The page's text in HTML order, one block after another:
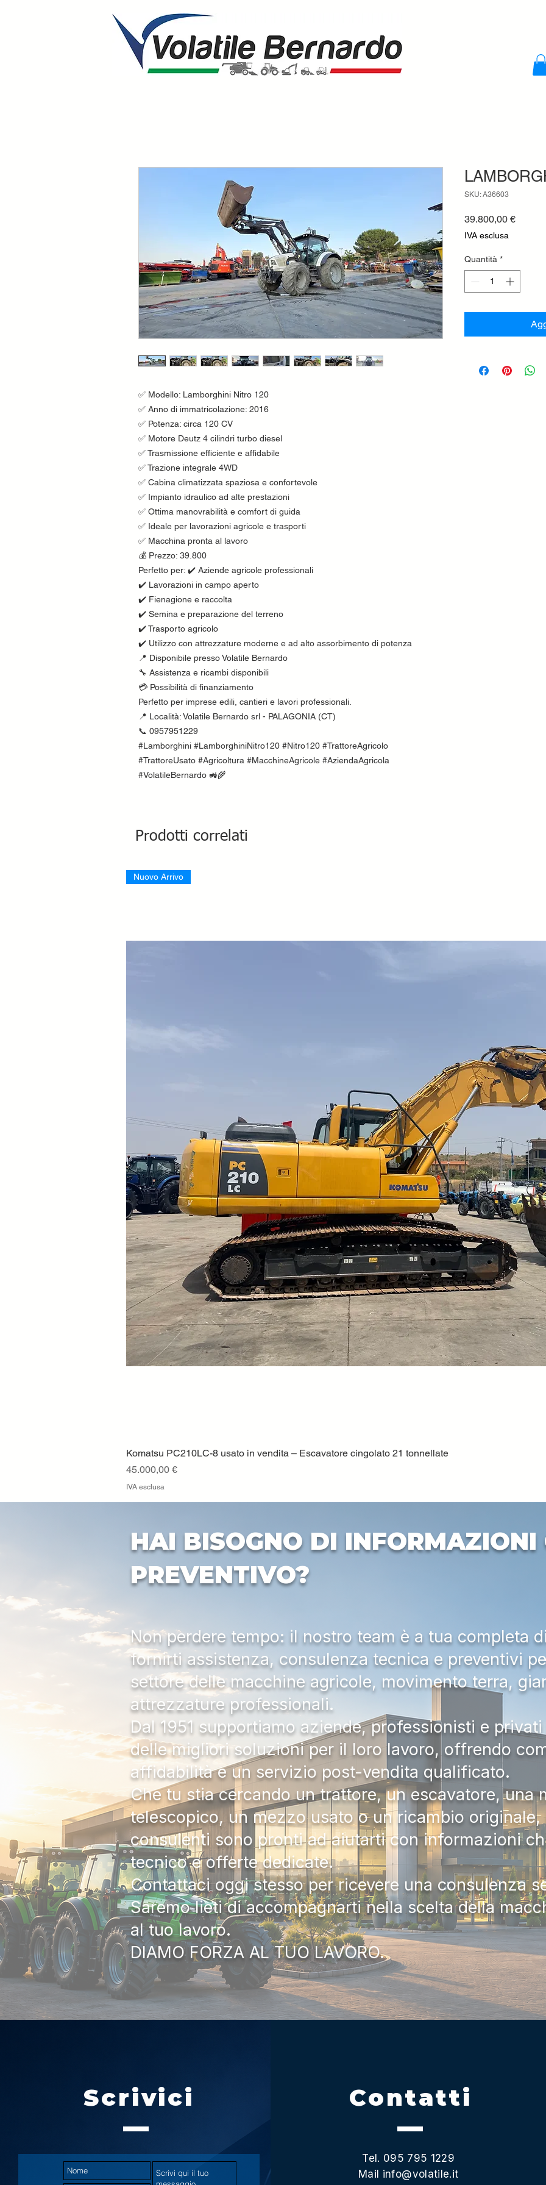
✅ Modello: Lamborghini Nitro 120
✅ Anno di immatricolazione: 2016
✅ Potenza: circa 120 CV
✅ Motore Deutz 4 cilindri turbo diesel
✅ Trasmissione efficiente e affidabile
✅ Trazione integrale 4WD
✅ Cabina climatizzata spaziosa e confortevole
✅ Impianto idraulico ad alte prestazioni
✅ Ottima manovrabilità e comfort di guida
✅ Ideale per lavorazioni agricole e trasporti
✅ Macchina pronta al lavoro
💰 Prezzo: 39.800
Perfetto per: ✔️ Aziende agricole professionali
✔️ Lavorazioni in campo aperto
✔️ Fienagione e raccolta
✔️ Semina e preparazione del terreno
✔️ Trasporto agricolo
✔️ Utilizzo con attrezzature moderne e ad alto assorbimento di potenza
📍 Disponibile presso Volatile Bernardo
🔧 Assistenza e ricambi disponibili
💳 Possibilità di finanziamento
Perfetto per imprese edili, cantieri e lavori professionali.
📍 Località: Volatile Bernardo srl - PALAGONIA (CT)
📞 0957951229
#Lamborghini #LamborghiniNitro120 #Nitro120 #TrattoreAgricolo
#TrattoreUsato #Agricoltura #MacchineAgricole #AziendaAgricola
#VolatileBernardo 🚜🌾
SKU: A36603
39.800,00 €Prezzo
IVA esclusa
Quantità *
Prodotti correlati
Vista rapida
Nuovo Arrivo
Komatsu PC210LC-8 usato in vendita – Escavatore cingolato 21 tonnellate
Prezzo
45.000,00 €
IVA esclusa
HAI BISOGNO DI INFORMAZIONI
PREVENTIVO?
Non perdere tempo: il nostro team è a tua completa
fornirti assistenza, consulenza tecnica e preventivi
settore delle macchine agricole, movimento terra,
attrezzature professionali.
Dal 1951 supportiamo aziende, professionisti e
delle migliori soluzioni per il loro lavoro, offrendo
affidabilità e un servizio post-vendita qualificato.
Che tu stia cercando un trattore, un escavatore, una
telescopico, un mezzo usato o un ricambio
consulenti sono pronti ad aiutarti con informazioni
tecnico e offerte dedicate.
Contattaci oggi stesso per ricevere una consulenza
Saremo lieti di accompagnarti nella scelta della
al tuo lavoro.
DIAMO FORZA AL TUO LAVORO.
Scrivici Contatti
Tel. 095 795 1229
Mail info@volatile.it